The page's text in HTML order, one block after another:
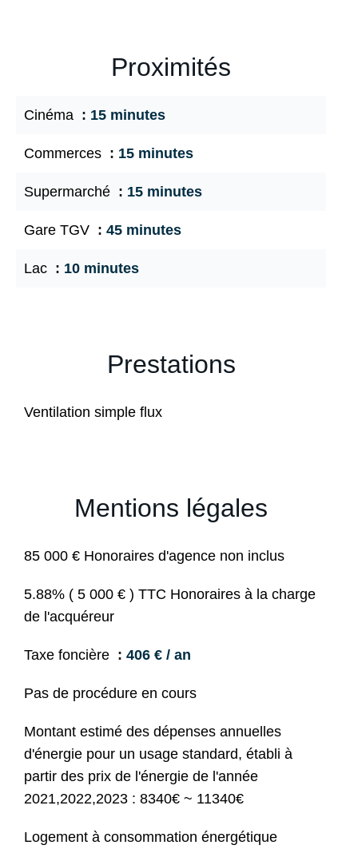
Proximités
Cinéma 15 minutes
Commerces 15 minutes
Supermarché 15 minutes
Gare TGV 45 minutes
Lac 10 minutes
Prestations
Ventilation simple flux
Mentions légales
85 000 € Honoraires d'agence non inclus
5.88% ( 5 000 € ) TTC Honoraires à la charge
de l'acquéreur
Taxe foncière 406 € / an
Pas de procédure en cours
Montant estimé des dépenses annuelles
d'énergie pour un usage standard, établi à
partir des prix de l'énergie de l'année
2021,2022,2023 : 8340€ ~ 11340€
Logement à consommation énergétique